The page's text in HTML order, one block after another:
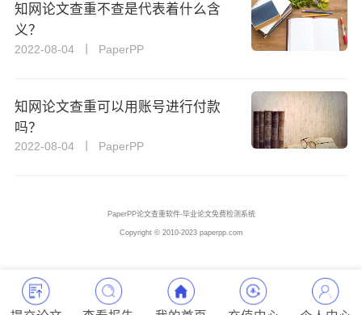
知网论文查重不查是代表着什么含
义？
2022-08-04 丨 PaperPP
知网论文查重可以用账号进行付款
吗？
2022-08-04 丨 PaperPP
PaperPP论文查重软件-毕业论文免费检测系统
Copyright © 2010-2023 paperpp.com